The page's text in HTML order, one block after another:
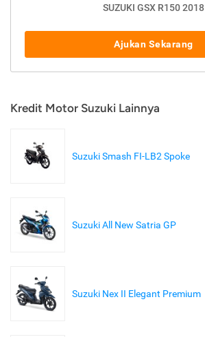
SUZUKI GSX R150 2018
Ajukan Sekarang
Kredit Motor Suzuki Lainnya
Suzuki Smash FI-LB2 Spoke
Suzuki All New Satria GP
Suzuki Nex II Elegant Premium